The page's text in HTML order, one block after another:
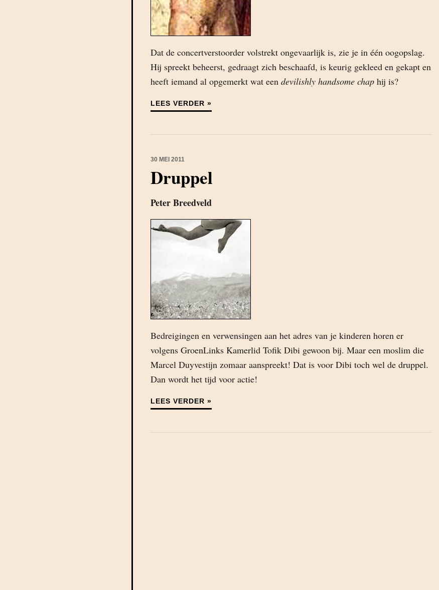
Dat de concertverstoorder volstrekt ongevaarlijk is, zie je in één oogopslag.
Hij spreekt beheerst, gedraagt zich beschaafd, is keurig gekleed en gekapt en
heeft iemand al opgemerkt wat een devilishly handsome chap hij is?
LEES VERDER »
30 MEI 2011
Druppel
Peter Breedveld
Bedreigingen en verwensingen aan het adres van je kinderen horen er
volgens GroenLinks Kamerlid Tofik Dibi gewoon bij. Maar een moslim die
Marcel Duyvestijn zomaar aanspreekt! Dat is voor Dibi toch wel de druppel.
Dan wordt het tijd voor actie!
LEES VERDER »